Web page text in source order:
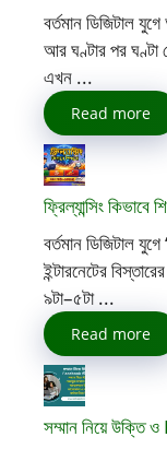
বর্তমান ডিজিটাল
আর ঘণ্টার পর ঘণ্টা
এখন ...
Read more
ফ্রিল্যান্সিং কিভাবে
বর্তমান ডিজিটাল
ইন্টারনেটের
৯টা–৫টা ...
Read more
সম্মান নিয়ে উক্তি